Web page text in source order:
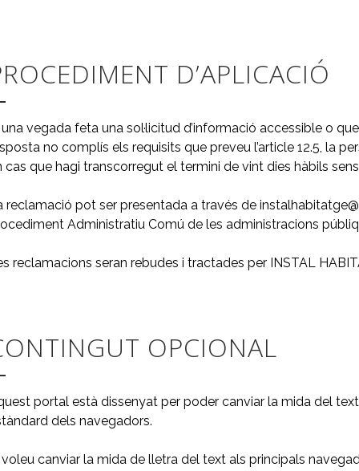
D’APLICACIÓ
una vegada feta una sol·licitud d’informació accessible o
no complís els requisits que preveu l’article 12.5, la
cas que hagi transcorregut el termini de vint dies hàbils
reclamació pot ser presentada a través de
Administratiu Comú de les administracions
reclamacions seran rebudes i tractades per INSTAL
OPCIONAL
portal està dissenyat per poder canviar la mida del
dels navegadors.
voleu canviar la mida de lletra del text als principals